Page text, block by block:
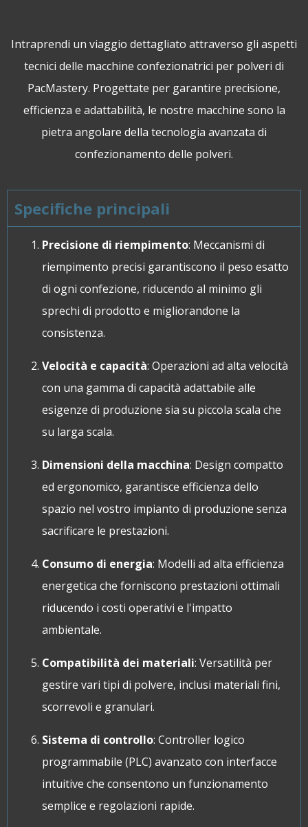
Intraprendi un viaggio dettagliato attraverso gli aspetti
tecnici delle macchine confezionatrici per polveri di
PacMastery. Progettate per garantire precisione,
efficienza e adattabilità, le nostre macchine sono la
pietra angolare della tecnologia avanzata di
confezionamento delle polveri.
Specifiche principali
Precisione di riempimento: Meccanismi di
riempimento precisi garantiscono il peso esatto
di ogni confezione, riducendo al minimo gli
sprechi di prodotto e migliorandone la
consistenza.
Velocità e capacità: Operazioni ad alta velocità
con una gamma di capacità adattabile alle
esigenze di produzione sia su piccola scala che
su larga scala.
Dimensioni della macchina: Design compatto
ed ergonomico, garantisce efficienza dello
spazio nel vostro impianto di produzione senza
sacrificare le prestazioni.
Consumo di energia: Modelli ad alta efficienza
energetica che forniscono prestazioni ottimali
riducendo i costi operativi e l'impatto
ambientale.
Compatibilità dei materiali: Versatilità per
gestire vari tipi di polvere, inclusi materiali fini,
scorrevoli e granulari.
Sistema di controllo: Controller logico
programmabile (PLC) avanzato con interfacce
intuitive che consentono un funzionamento
semplice e regolazioni rapide.